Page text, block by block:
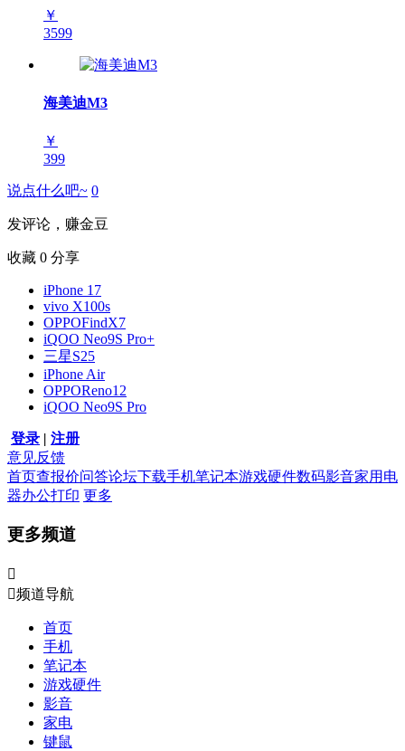
￥
3599
海美迪M3
￥
399
说点什么吧~ 0
发评论，赚金豆
收藏 0 分享
iPhone 17
vivo X100s
OPPOFindX7
iQOO Neo9S Pro+
三星S25
iPhone Air
OPPOReno12
iQOO Neo9S Pro
登录 | 注册
意见反馈
首页查报价问答论坛下载手机笔记本游戏硬件数码影音家用电
器办公打印 更多
更多频道

频道导航
首页
手机
笔记本
游戏硬件
影音
家电
键鼠